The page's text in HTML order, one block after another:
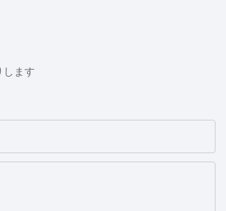
します